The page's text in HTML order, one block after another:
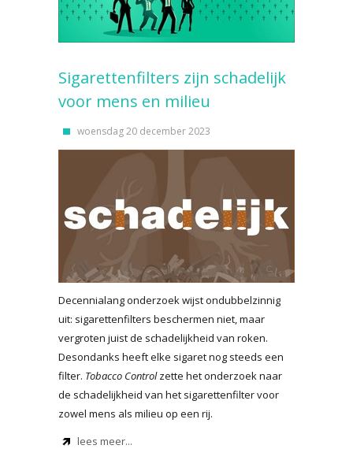
Sigarettenfilters zijn schadelijk
voor mens en milieu
woensdag 20 december 2023
Decennialang onderzoek wijst ondubbelzinnig
uit: sigarettenfilters beschermen niet, maar
vergroten juist de schadelijkheid van roken.
Desondanks heeft elke sigaret nog steeds een
filter. Tobacco Controlzette het onderzoek naar
de schadelijkheid van het sigarettenfilter voor
zowel mens als milieu op een rij.
lees meer...